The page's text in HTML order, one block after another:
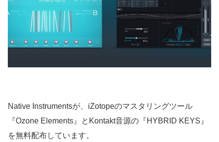
Native Instrumentsが、iZotopeのマスタリングツール
『Ozone Elements』とKontakt音源の『HYBRID KEYS』
を無料配布しています。